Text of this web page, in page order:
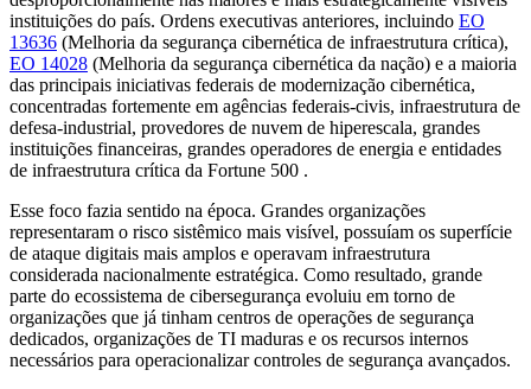
instituições do país. Ordens executivas anteriores, incluindo EO
13636 (Melhoria da segurança cibernética de infraestrutura crítica),
EO 14028 (Melhoria da segurança cibernética da nação) e a maioria
das principais iniciativas federais de modernização cibernética,
concentradas fortemente em agências federais-civis, infraestrutura de
defesa-industrial, provedores de nuvem de hiperescala, grandes
instituições financeiras, grandes operadores de energia e entidades
de infraestrutura crítica da Fortune 500 .
Esse foco fazia sentido na época. Grandes organizações
representaram o risco sistêmico mais visível, possuíam os superfície
de ataque digitais mais amplos e operavam infraestrutura
considerada nacionalmente estratégica. Como resultado, grande
parte do ecossistema de cibersegurança evoluiu em torno de
organizações que já tinham centros de operações de segurança
dedicados, organizações de TI maduras e os recursos internos
necessários para operacionalizar controles de segurança avançados.